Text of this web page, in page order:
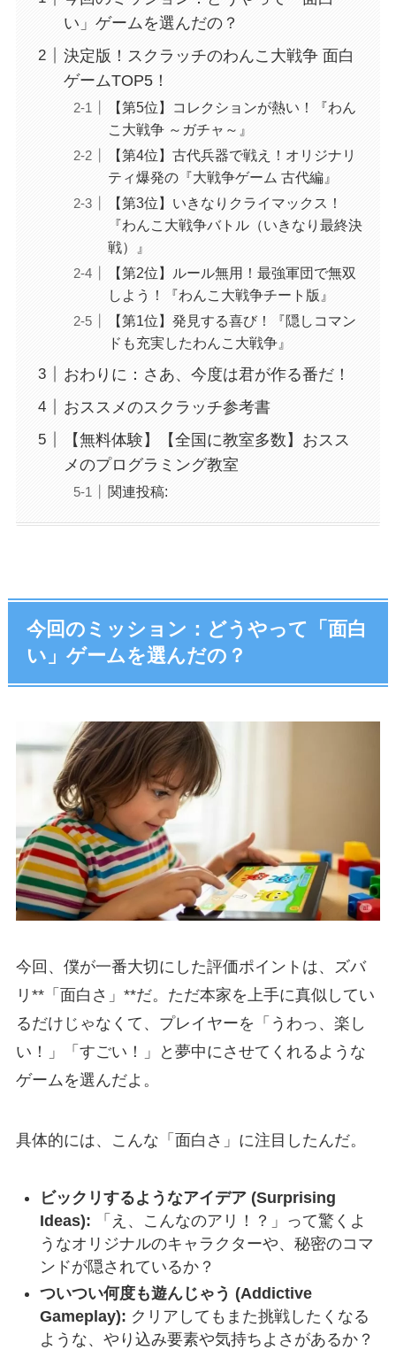
い」ゲームを選んだの？
決定版！スクラッチのわんこ大戦争 面白
ゲームTOP5！
【第5位】コレクションが熱い！『わん
こ大戦争 ～ガチャ～』
【第4位】古代兵器で戦え！オリジナリ
ティ爆発の『大戦争ゲーム 古代編』
【第3位】いきなりクライマックス！
『わんこ大戦争バトル（いきなり最終決
戦）』
【第2位】ルール無用！最強軍団で無双
しよう！『わんこ大戦争チート版』
【第1位】発見する喜び！『隠しコマン
ドも充実したわんこ大戦争』
おわりに：さあ、今度は君が作る番だ！
おススメのスクラッチ参考書
【無料体験】【全国に教室多数】おスス
メのプログラミング教室
関連投稿:
今回のミッション：どうやって「面白
い」ゲームを選んだの？
今回、僕が一番大切にした評価ポイントは、ズバ
リ**「面白さ」**だ。ただ本家を上手に真似してい
るだけじゃなくて、プレイヤーを「うわっ、楽し
い！」「すごい！」と夢中にさせてくれるような
ゲームを選んだよ。
具体的には、こんな「面白さ」に注目したんだ。
ビックリするようなアイデア (Surprising
Ideas): 「え、こんなのアリ！？」って驚くよ
うなオリジナルのキャラクターや、秘密のコマ
ンドが隠されているか？
ついつい何度も遊んじゃう (Addictive
Gameplay): クリアしてもまた挑戦したくなる
ような、やり込み要素や気持ちよさがあるか？